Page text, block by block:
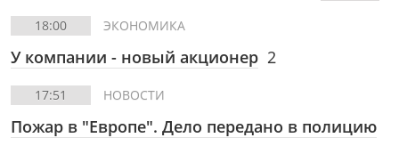
18:00 ЭКОНОМИКА
У компании - новый акционер 2
17:51 НОВОСТИ
Пожар в "Европе". Дело передано в полицию